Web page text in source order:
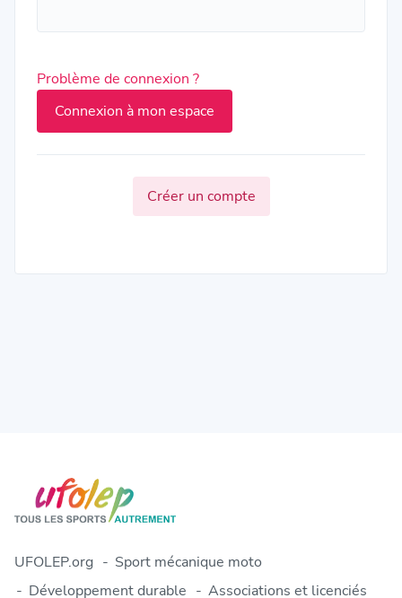
Problème de connexion ?
Créer un compte
UFOLEP.org
Sport mécanique moto
Développement durable
Associations et licenciés